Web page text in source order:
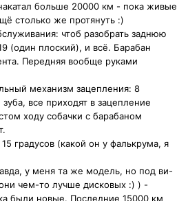
больше 20000 км - пока живые
столько же протянуть :)
чтоб разобрать заднюю
(один плоский), и всё. Барабан
Передняя вообще руками
механизм зацепления: 8
все приходят в зацепление
ходу собачки с барабаном
градусов (какой он у фалькрума, я
у меня та же модель, но под ви-
чем-то лучше дисковых :) ) -
были новые. Последние 15000 км